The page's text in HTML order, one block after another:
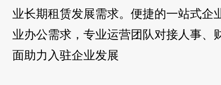
业长期租赁发展需求。便捷的一站式企
业办公需求，专业运营团队对接人事、
面助力入驻企业发展